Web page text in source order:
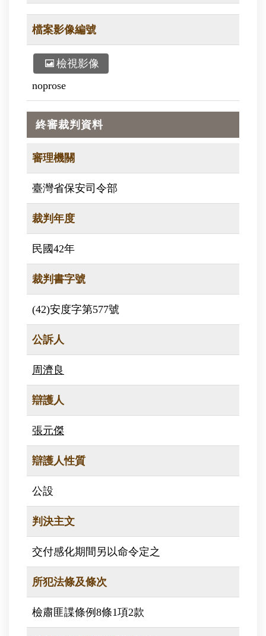
檔案影像編號
檢視影像
noprose
終審裁判資料
審理機關
臺灣省保安司令部
裁判年度
民國42年
裁判書字號
(42)安度字第577號
公訴人
周濟良
辯護人
張元傑
辯護人性質
公設
判決主文
交付感化期間另以命令定之
所犯法條及條次
檢肅匪諜條例8條1項2款